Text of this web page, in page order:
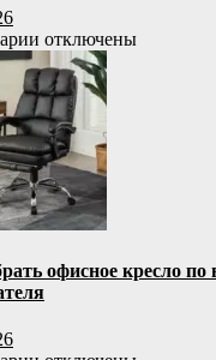
к
записи
Чугунные
печи
Prometall:
инженерный
подход
к
отопительному
оборудованию
отключены
офисное кресло по